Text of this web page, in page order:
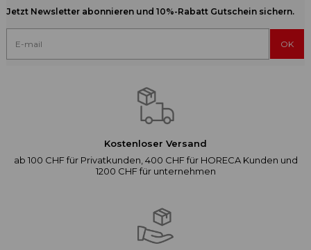
Jetzt Newsletter abonnieren und 10%-Rabatt Gutschein sichern.
Kostenloser Versand
ab 100 CHF für Privatkunden, 400 CHF für HORECA Kunden und
1200 CHF für unternehmen